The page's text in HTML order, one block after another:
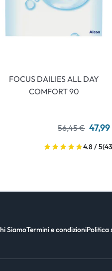
FOCUS DAILIES ALL DAY
COMFORT 90
56,45 €
4.8 / 5
SiamoTermini e condizioniPolitica